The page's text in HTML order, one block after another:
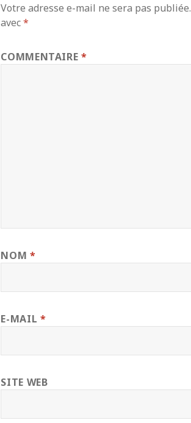
Votre adresse e-mail ne sera pas publiée.
avec*
COMMENTAIRE*
NOM *
E-MAIL *
SITE WEB